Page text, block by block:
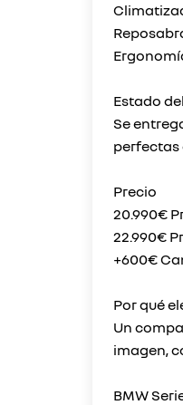
Estado
Se
perfectas
Precio
20.990€
22.990€
+600€
Por qué
Un
imagen,
BMW